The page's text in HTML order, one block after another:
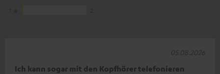
Ich kann sogar mit den Kopfhörer telefonieren
05.08.2026